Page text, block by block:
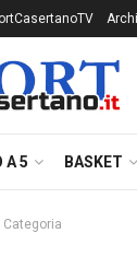
A 5 BASKET
Categoria